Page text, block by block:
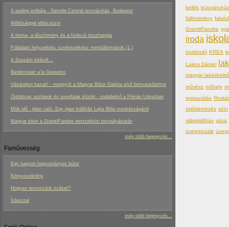
A puding próbája - Sample Central tesztáruház, Budapest
Méltósággal elbúcsúzni
A forma, a díszítmény és a funkció összhangja
Földalatti helyzetkép: szerkezetkész metróállomások (1.)
A Szezám kitárult...
Biedermeier a’la Geppetto
Vásároljon hazait! - megnyílt a Magyar Bútor Galéria első bemutatóterme
Öntöttvas oszlopok és üvegfalak között - irodabelső a Flórián Udvarban
Múlt idő - jelen való. Egy igazi kiállítás Lajta Béla munkásságáról
Magyar siker a GranitiFiandre nemzetközi tervpályázatán
még több bejegyzés...
Faművesség
Egy nagyon hagyományos bútor
Könyvszekrény
Hogyan tervezzünk széket?
Íróasztal
még több bejegyzés...
kellék bútoráruház
falfestmény
GranitiFiandre
iroda
ösztöndíj KREA
Lakos Dániel
magyar lakásbelső
művész műhely
restaurálás
széktervezés szín
világkiállítás váza
üvegmozaik